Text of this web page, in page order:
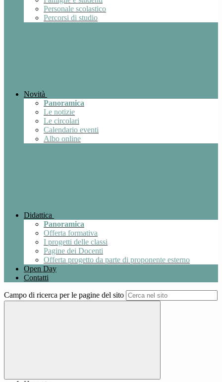
Personale scolastico
Percorsi di studio
Novità
Panoramica
Le notizie
Le circolari
Calendario eventi
Albo online
Didattica
Panoramica
Offerta formativa
I progetti delle classi
Pagine dei Docenti
Offerta progetto da parte di proponente esterno
Open Day
Contatti
Campo di ricerca per le pagine del sito